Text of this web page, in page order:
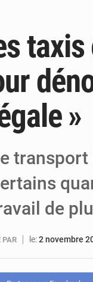
»
de
PAR le:2 novembre